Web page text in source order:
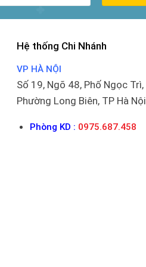
Hệ thống Chi Nhánh
VP HÀ NỘI
Số 19, Ngõ 48, Phố Ngọc Trì,
Phường Long Biên, TP Hà Nội
Phòng KD : 0975.687.458